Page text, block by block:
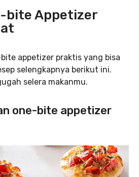
bite Appetizer
appetizer praktis yang bisa
selengkapnya berikut ini.
selera makanmu.
one-bite appetizer